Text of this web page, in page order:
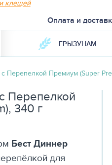
клещей
Оплата и
ГРЫЗУНАМ
Перепелкой Премиум (Super
Перепелкой
340 г
Бест Диннер
для